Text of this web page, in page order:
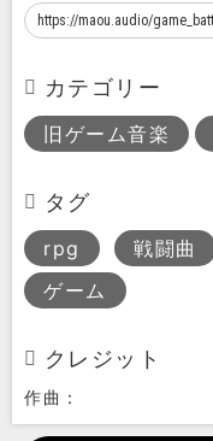
カテゴリー
旧ゲーム音楽
タグ
rpg 戦闘曲
ゲーム
クレジット
作曲：